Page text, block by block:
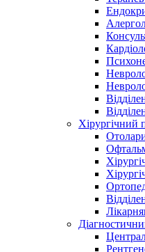
Хірургічний